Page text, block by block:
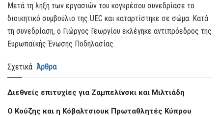
Μετά τη λήξη των εργασιών του κογκρέσου συνεδρίασε το
διοικητικό συμβούλιο της UEC και καταρτίστηκε σε σώμα. Κατά
τη συνεδρίαση, ο Γιώργος Γεωργίου εκλέγηκε αντιπρόεδρος της
Ευρωπαϊκής Ένωσης Ποδηλασίας.
Σχετικά Άρθρα
Διεθνείς επιτυχίες για Ζαμπελίνσκι και Μιλτιάδη
Ο Κούζης και η Κόβαλτσιουκ Πρωταθλητές Κύπρου